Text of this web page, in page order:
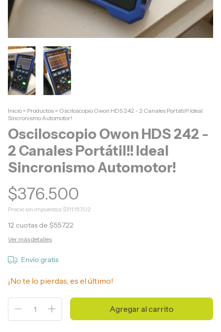
Inicio > Productos > Osciloscopio Owon HDS 242 - 2 Canales Portátil!! Ideal
Sincronismo Automotor!
Osciloscopio Owon HDS 242 -
2 Canales Portátil!! Ideal
Sincronismo Automotor!
$376.500
Precio sin impuestos $311.157,02
12 cuotas de $55.722
Ver más detalles
Envío gratis
¡No te lo pierdas, es el último!